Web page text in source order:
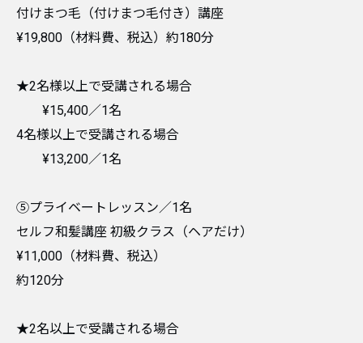
付けまつ毛（付けまつ毛付き）講座
¥19,800（材料費、税込）約180分
★2名様以上で受講される場合
¥15,400／1名
4名様以上で受講される場合
¥13,200／1名
⑤プライベートレッスン／1名
セルフ和髪講座 初級クラス（ヘアだけ）
¥11,000（材料費、税込）
約120分
★2名以上で受講される場合